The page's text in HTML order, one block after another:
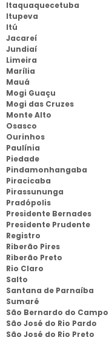
Itaquaquecetuba
Itupeva
Itú
Jacareí
Jundiaí
Limeira
Marília
Mauá
Mogi Guaçu
Mogi das Cruzes
Monte Alto
Osasco
Ourinhos
Paulínia
Piedade
Pindamonhangaba
Piracicaba
Pirassununga
Pradópolis
Presidente Bernades
Presidente Prudente
Registro
Riberão Pires
Riberão Preto
Rio Claro
Salto
Santana de Parnaíba
Sumaré
São Bernardo do Campo
São José do Rio Pardo
São José do Rio Preto